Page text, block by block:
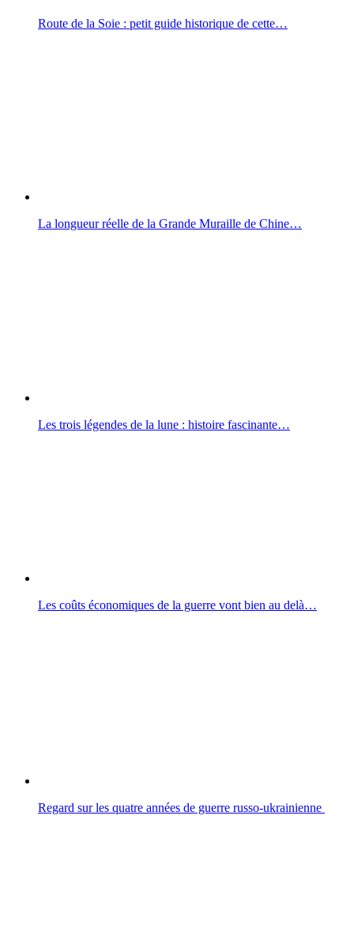
Route de la Soie : petit guide historique de cette…
La longueur réelle de la Grande Muraille de Chine…
Les trois légendes de la lune : histoire fascinante…
Les coûts économiques de la guerre vont bien au delà…
Regard sur les quatre années de guerre russo-ukrainienne